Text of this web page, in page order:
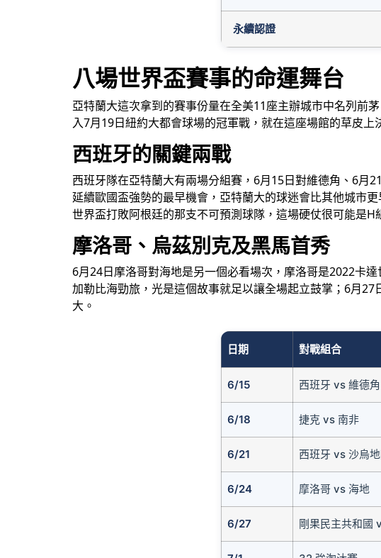
永續認證
八場世界盃賽事的命運舞台
亞特蘭大這次拿到的賽事份量在全美11座主辦城市中名列前
入7月19日紐約大都會球場的冠軍戰，就在這座場館的草皮上
西班牙的關鍵兩戰
西班牙隊在亞特蘭大有兩場分組賽，6月15日對維德角、6月
延續歐國盃強勢的最早機會，亞特蘭大的球迷會比其他城市
世界盃打敗阿根廷的那支不可預測球隊，這場硬仗很可能是H
摩洛哥、烏茲別克及黑馬首秀
6月24日摩洛哥對海地是另一個必看場次，摩洛哥是2022卡
加勒比海勁旅，光是這個故事就足以讓全場起立鼓掌；6月
大。
日期 對戰組合
6/15 西班牙 vs 維德角
6/18 捷克 vs 南非
6/21 西班牙 vs 沙烏
6/24 摩洛哥 vs 海地
6/27 剛果民主共和國